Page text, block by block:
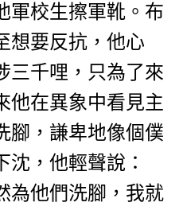
軍校生擦軍靴。布
想要反抗，他心
三千哩，只為了來
他在異象中看見主
腳，謙卑地像個僕
沈，他輕聲說：
為他們洗腳，我就